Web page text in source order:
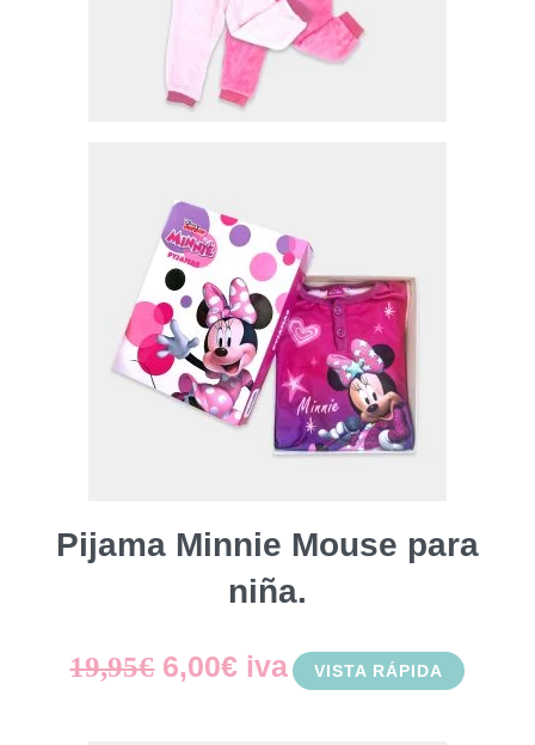
Pijama Minnie Mouse para
niña.
19,95€ El
6,00€El
iva VISTA RÁPIDA